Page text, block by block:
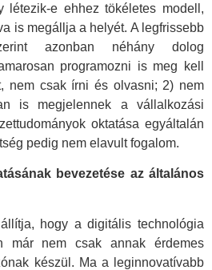
létezik-e ehhez tökéletes modell,
is megállja a helyét. A legfrissebb
azonban néhány dolog
programozni is meg kell
nem csak írni és olvasni; 2) nem
is megjelennek a vállalkozási
oktatása egyáltalán
pedig nem elavult fogalom.
bevezetése az általános
hogy a digitális technológia
már nem csak annak érdemes
készül. Ma a leginnovatívabb